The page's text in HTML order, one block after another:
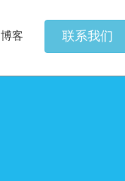
博客 联系我们